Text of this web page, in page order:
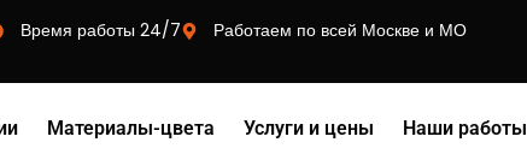
Время работы 24/7 Работаем по всей Москве и МО
Материалы-цвета Услуги и цены Наши работы